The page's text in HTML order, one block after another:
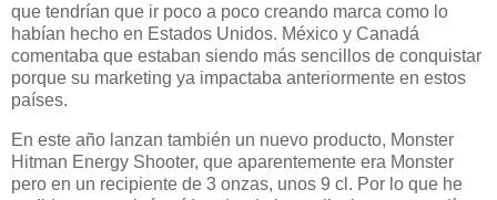
que tendrían que ir poco a poco creando marca como lo
habían hecho en Estados Unidos. México y Canadá
comentaba que estaban siendo más sencillos de conquistar
porque su marketing ya impactaba anteriormente en estos
países.
En este año lanzan también un nuevo producto, Monster
Hitman Energy Shooter, que aparentemente era Monster
pero en un recipiente de 3 onzas, unos 9 cl. Por lo que he